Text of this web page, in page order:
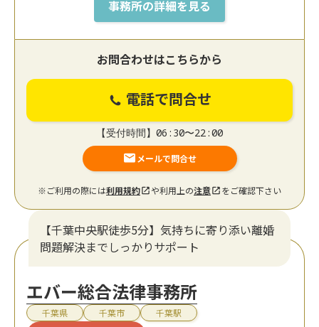
事務所の詳細を見る
お問合わせはこちらから
電話で問合せ
【受付時間】06:30〜22:00
メールで問合せ
※ご利用の際には利用規約 や利用上の注意 をご確認下さい
【千葉中央駅徒歩5分】気持ちに寄り添い離婚
問題解決までしっかりサポート
エバー総合法律事務所
千葉県 千葉市 千葉駅